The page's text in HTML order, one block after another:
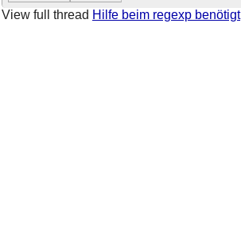
View full thread Hilfe beim regexp benötigt